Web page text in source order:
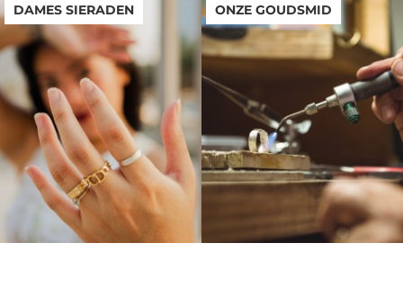
DAMES SIERADEN ONZE GOUDSMID